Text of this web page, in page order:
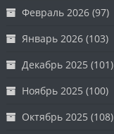
Февраль 2026 (97)
Январь 2026 (103)
Декабрь 2025 (101)
Ноябрь 2025 (100)
Октябрь 2025 (108)